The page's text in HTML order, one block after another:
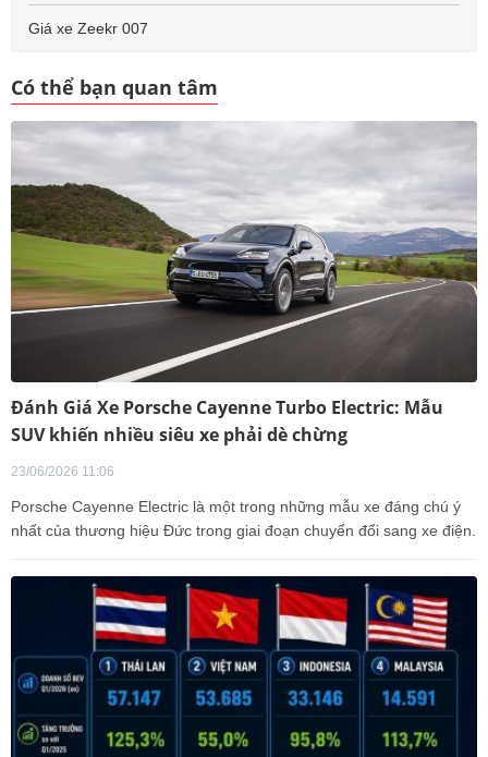
Giá xe Zeekr 007
Có thể bạn quan tâm
Đánh Giá Xe Porsche Cayenne Turbo Electric: Mẫu
SUV khiến nhiều siêu xe phải dè chừng
23/06/2026 11:06
Porsche Cayenne Electric là một trong những mẫu xe đáng chú ý
nhất của thương hiệu Đức trong giai đoạn chuyển đổi sang xe điện.